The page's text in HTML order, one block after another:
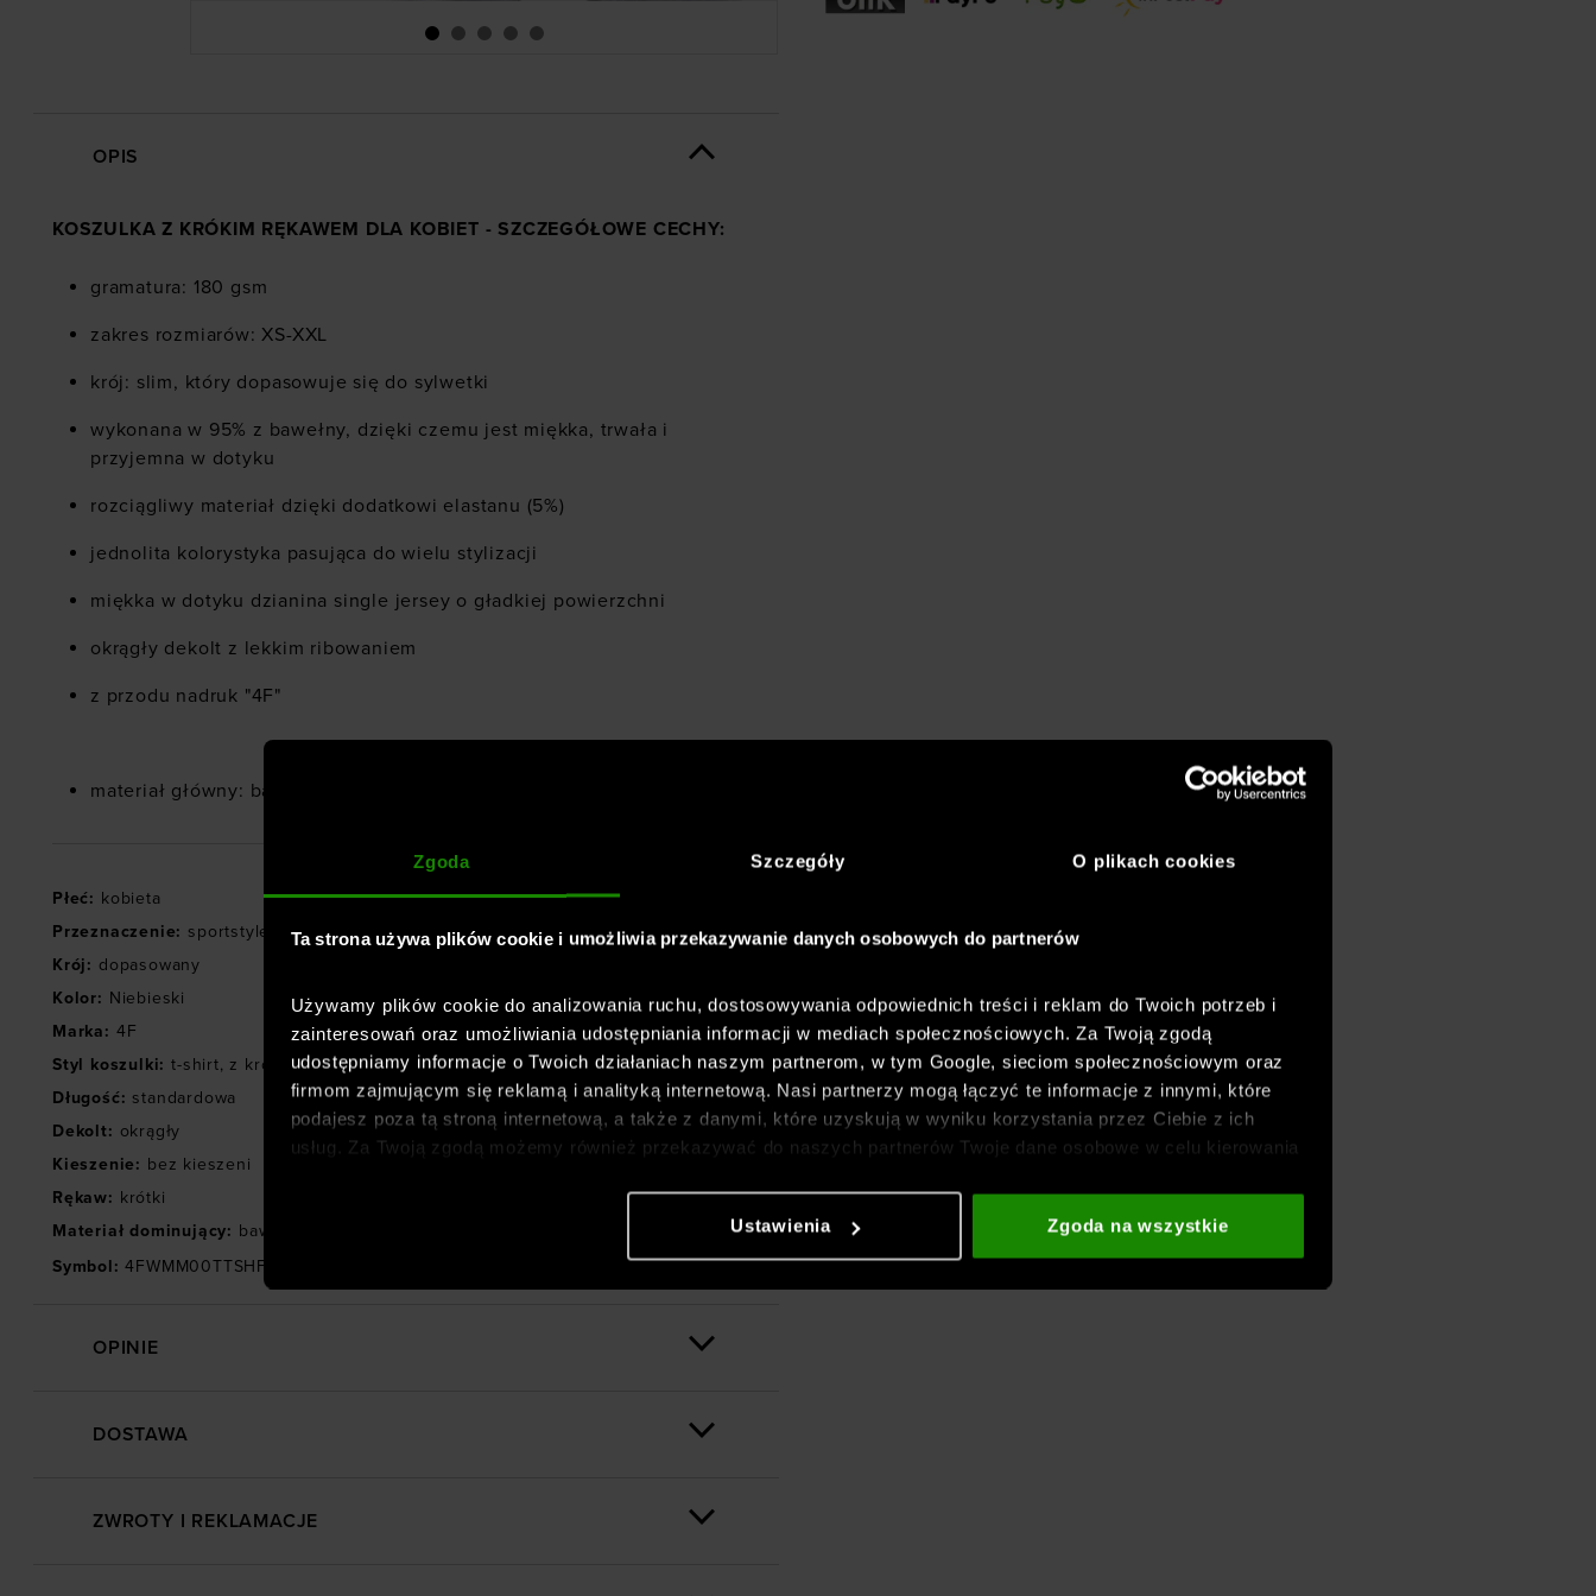
Zgoda Szczegóły O plikach cookies
Ta strona używa plików cookie i umożliwia przekazywanie danych osobowych do partnerów
Używamy plików cookie do analizowania ruchu, dostosowywania odpowiednich treści i reklam do Twoich potrzeb i
zainteresowań oraz umożliwiania udostępniania informacji w mediach społecznościowych. Za Twoją zgodą
udostępniamy informacje o Twoich działaniach naszym partnerom, w tym Google, sieciom społecznościowym oraz
firmom zajmującym się reklamą i analityką internetową. Nasi partnerzy mogą łączyć te informacje z innymi, które
podajesz poza tą stroną internetową, a także z danymi, które uzyskują w wyniku korzystania przez Ciebie z ich
usług. Za Twoją zgodą możemy również przekazywać do naszych partnerów Twoje dane osobowe w celu kierowania
społecznościowych). Szczegółowe informacje znajdziesz w naszej
Polityce prywatnościoraz sekcji „Szczegóły”
Ustawienia Zgoda na wszystkie
OPIS
KOSZULKA Z KRÓKIM RĘKAWEM DLA KOBIET - SZCZEGÓŁOWE CECHY:
gramatura: 180 gsm
zakres rozmiarów: XS-XXL
krój: slim, który dopasowuje się do sylwetki
wykonana w 95% z bawełny, dzięki czemu jest miękka, trwała i
przyjemna w dotyku
rozciągliwy materiał dzięki dodatkowi elastanu (5%)
jednolita kolorystyka pasująca do wielu stylizacji
miękka w dotyku dzianina single jersey o gładkiej powierzchni
okrągły dekolt z lekkim ribowaniem
z przodu nadruk "4F"
materiał główny: bawełna 95%, elastan 5%
Płeć: kobieta
Przeznaczenie: sportstyle
Krój: dopasowany
Kolor: Niebieski
Marka: 4F
Styl koszulki: t-shirt, z krótkim rękawem
Długość: standardowa
Dekolt: okrągły
Kieszenie: bez kieszeni
Rękaw: krótki
Materiał dominujący: bawełna
Symbol: 4FWMM00TTSHF1846-32S
OPINIE
DOSTAWA
ZWROTY I REKLAMACJE